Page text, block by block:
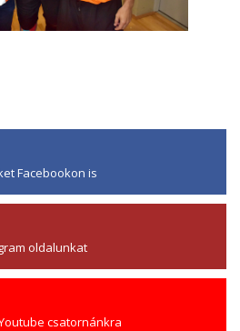
Facebookon is
oldalunkat
csatornánkra